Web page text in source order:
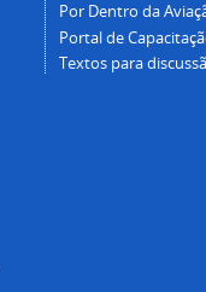
Por Dentro da
Portal de
Textos para